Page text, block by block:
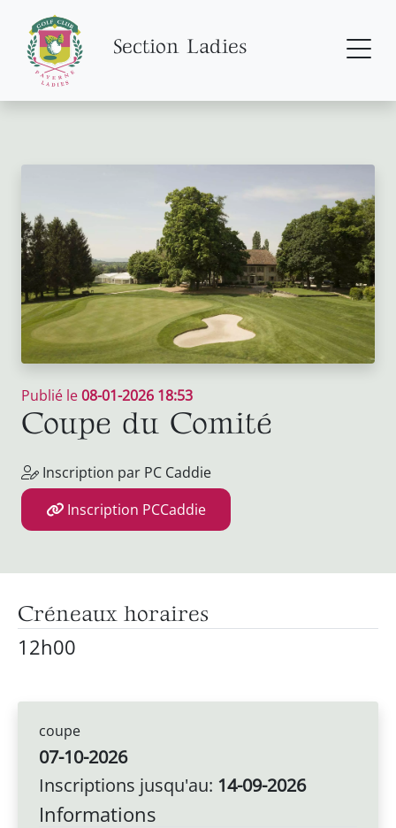
Section Ladies
Publié le08-01-2026 18:53
Coupe du Comité
Inscription par PC Caddie
Inscription PCCaddie
Créneaux horaires
12h00
coupe
07-10-2026
Inscriptions jusqu'au: 14-09-2026
Informations